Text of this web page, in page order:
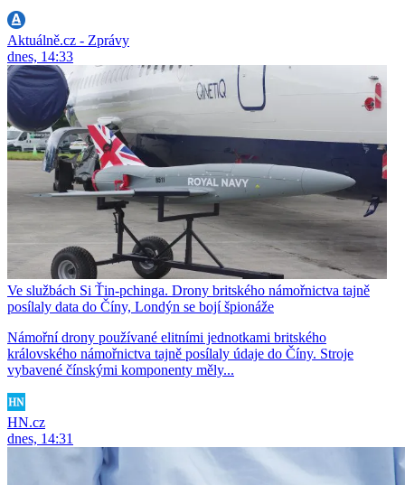
Aktuálně.cz - Zprávy
dnes, 14:33
Ve službách Si Ťin-pchinga. Drony britského námořnictva tajně
posílaly data do Číny, Londýn se bojí špionáže
Námořní drony používané elitními jednotkami britského
královského námořnictva tajně posílaly údaje do Číny. Stroje
vybavené čínskými komponenty měly...
HN.cz
dnes, 14:31